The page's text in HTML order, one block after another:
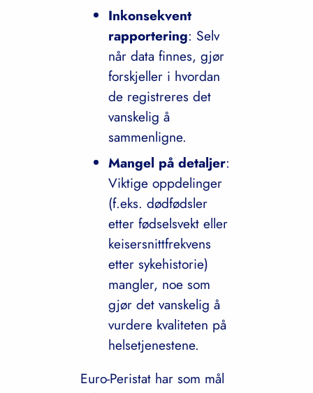
Inkonsekvent
rapportering: Selv
når data finnes, gjør
forskjeller i hvordan
de registreres det
vanskelig å
sammenligne.
Mangel på detaljer:
Viktige oppdelinger
(f.eks. dødfødsler
etter fødselsvekt eller
keisersnittfrekvens
etter sykehistorie)
mangler, noe som
gjør det vanskelig å
vurdere kvaliteten på
helsetjenestene.
Euro-Peristat har som mål